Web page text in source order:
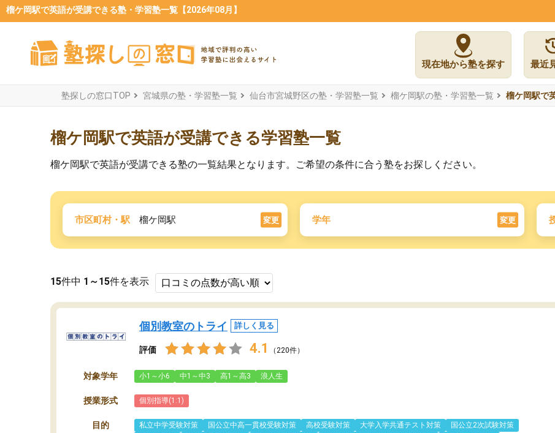
榴ケ岡駅で英語が受講できる塾・学習塾一覧【2026年08月】
現在地から塾を探す 最近
塾探しの窓口TOP 宮城県の塾・学習塾一覧 仙台市宮城野区の塾・学習塾一覧 榴ケ岡駅の塾・学習塾一覧 榴ケ岡駅で
榴ケ岡駅で英語が受講できる学習塾一覧
榴ケ岡駅で英語が受講できる塾の一覧結果となります。ご希望の条件に合う塾をお探しください。
市区町村・駅 榴ケ岡駅 変更 学年 変更
15件中 1～15件を表示
個別教室のトライ 詳しく見る
評価 4.1 （220件）
対象学年 小1～小6 中1～中3 高1～高3 浪人生
授業形式 個別指導(1:1)
目的 私立中学受験対策 国公立中高一貫校受験対策 高校受験対策 大学入学共通テスト対策
国公立2次試験対策